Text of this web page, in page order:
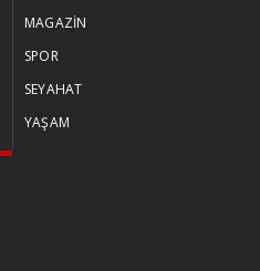
MAGAZİN
SPOR
SEYAHAT
YAŞAM